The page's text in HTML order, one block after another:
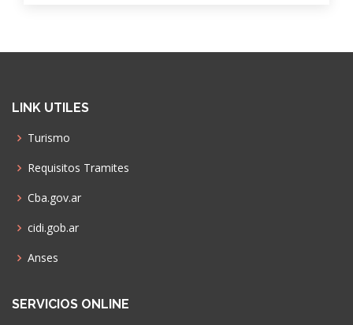
LINK UTILES
Turismo
Requisitos Tramites
Cba.gov.ar
cidi.gob.ar
Anses
SERVICIOS ONLINE